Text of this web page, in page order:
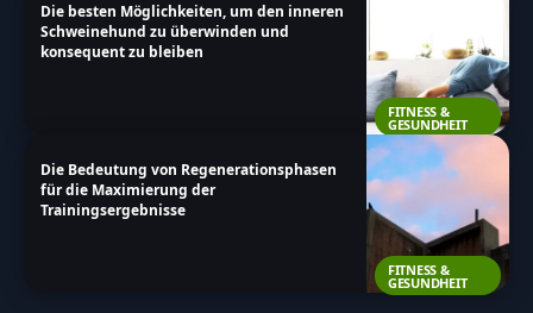
FITNESS &
GESUNDHEIT
Die besten Möglichkeiten, um den inneren
Schweinehund zu überwinden und
konsequent zu bleiben
FITNESS &
GESUNDHEIT
Die Bedeutung von Regenerationsphasen
für die Maximierung der
Trainingsergebnisse